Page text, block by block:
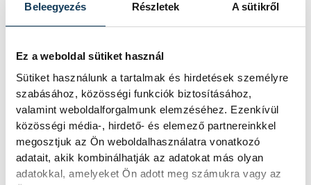
Beleegyezés Részletek A sütikről
Ez a weboldal sütiket használ
Sütiket használunk a tartalmak és hirdetések személyre
szabásához, közösségi funkciók biztosításához,
valamint weboldalforgalmunk elemzéséhez. Ezenkívül
közösségi média-, hirdető- és elemező partnereinkkel
megosztjuk az Ön weboldalhasználatra vonatkozó
adatait, akik kombinálhatják az adatokat más olyan
adatokkal, amelyeket Ön adott meg számukra vagy az